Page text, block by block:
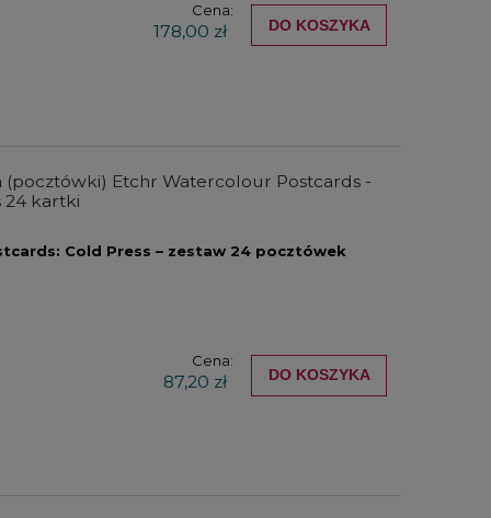
Cena:
178,00 zł DO KOSZYKA
Etchr Watercolour Postcards -
24 kartki
Cold Press – zestaw 24 pocztówek
Cena:
87,20 zł DO KOSZYKA